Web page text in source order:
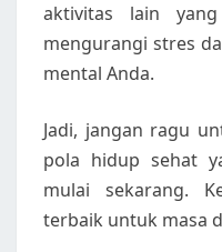
aktivitas lain
mengurangi stres
mental Anda.
Jadi, jangan ragu
pola hidup sehat
mulai sekarang.
terbaik untuk masa